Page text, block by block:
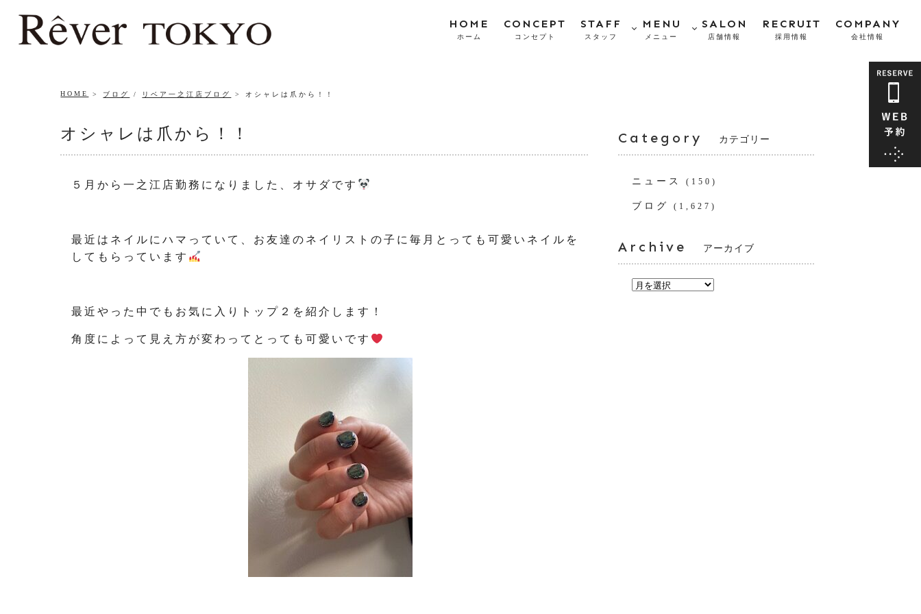
HOME
ホーム
CONCEPT
コンセプト
STAFF
スタッフ
MENU
メニュー
SALON
店舗情報
RECRUIT
採用情報
COMPANY
会社情報
HOME ブログ / リベア一之江店ブログ オシャレは爪から！！
オシャレは爪から！！
５月から一之江店勤務になりました、オサダです
最近はネイルにハマっていて、お友達のネイリストの子に毎月とっても可愛いネイルを
してもらっています
最近やった中でもお気に入りトップ２を紹介します！
角度によって見え方が変わってとっても可愛いです
Category カテゴリー
ニュース (150)
ブログ (1,627)
Archive アーカイブ